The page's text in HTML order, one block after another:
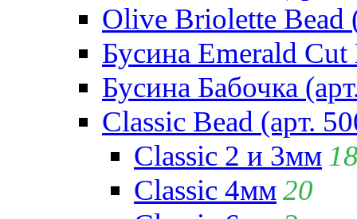
Olive Briolette Bead
Бусина Emerald Cut
Бусина Бабочка
Classic Bead (арт.
Classic 2 и 3мм
Classic 4мм20